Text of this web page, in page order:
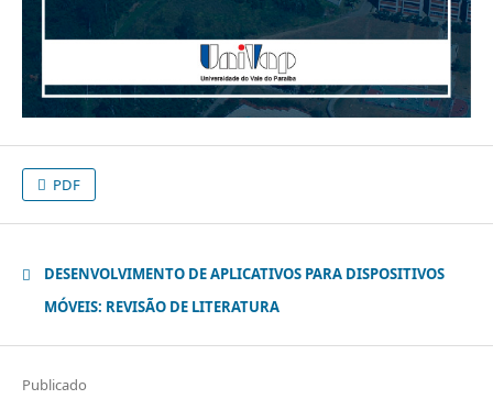
PDF
DESENVOLVIMENTO DE APLICATIVOS PARA DISPOSITIVOS
MÓVEIS: REVISÃO DE LITERATURA
Publicado